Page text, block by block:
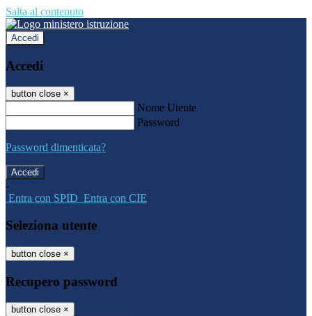
Salta al contenuto
Accedi
Accedi
button close ×
Nome Utente
Password
Password dimenticata?
-
Entra con SPID Entra con CIE
Seleziona utente
button close ×
Recupero password
button close ×